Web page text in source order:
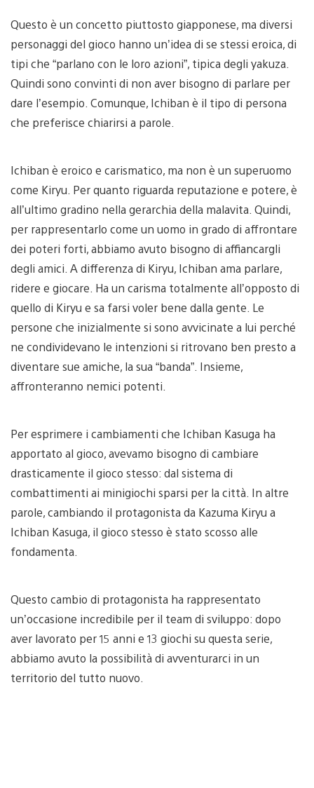
Questo è un concetto piuttosto giapponese, ma diversi
personaggi del gioco hanno un’idea di se stessi eroica, di
tipi che “parlano con le loro azioni”, tipica degli yakuza.
Quindi sono convinti di non aver bisogno di parlare per
dare l’esempio. Comunque, Ichiban è il tipo di persona
che preferisce chiarirsi a parole.
Ichiban è eroico e carismatico, ma non è un superuomo
come Kiryu. Per quanto riguarda reputazione e potere, è
all’ultimo gradino nella gerarchia della malavita. Quindi,
per rappresentarlo come un uomo in grado di affrontare
dei poteri forti, abbiamo avuto bisogno di affiancargli
degli amici. A differenza di Kiryu, Ichiban ama parlare,
ridere e giocare. Ha un carisma totalmente all’opposto di
quello di Kiryu e sa farsi voler bene dalla gente. Le
persone che inizialmente si sono avvicinate a lui perché
ne condividevano le intenzioni si ritrovano ben presto a
diventare sue amiche, la sua “banda”. Insieme,
affronteranno nemici potenti.
Per esprimere i cambiamenti che Ichiban Kasuga ha
apportato al gioco, avevamo bisogno di cambiare
drasticamente il gioco stesso: dal sistema di
combattimenti ai minigiochi sparsi per la città. In altre
parole, cambiando il protagonista da Kazuma Kiryu a
Ichiban Kasuga, il gioco stesso è stato scosso alle
fondamenta.
Questo cambio di protagonista ha rappresentato
un’occasione incredibile per il team di sviluppo: dopo
aver lavorato per 15 anni e 13 giochi su questa serie,
abbiamo avuto la possibilità di avventurarci in un
territorio del tutto nuovo.